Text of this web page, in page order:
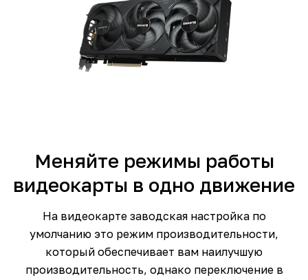
Меняйте режимы работы
видеокарты в одно движение
На видеокарте заводская настройка по
умолчанию это режим производительности,
который обеспечивает вам наилучшую
производительность, однако переключение в